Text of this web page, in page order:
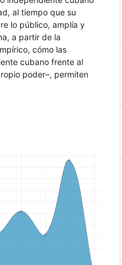
al tiempo que su
lo público, amplía y
a partir de la
cómo las
cubano frente al
poder–, permiten